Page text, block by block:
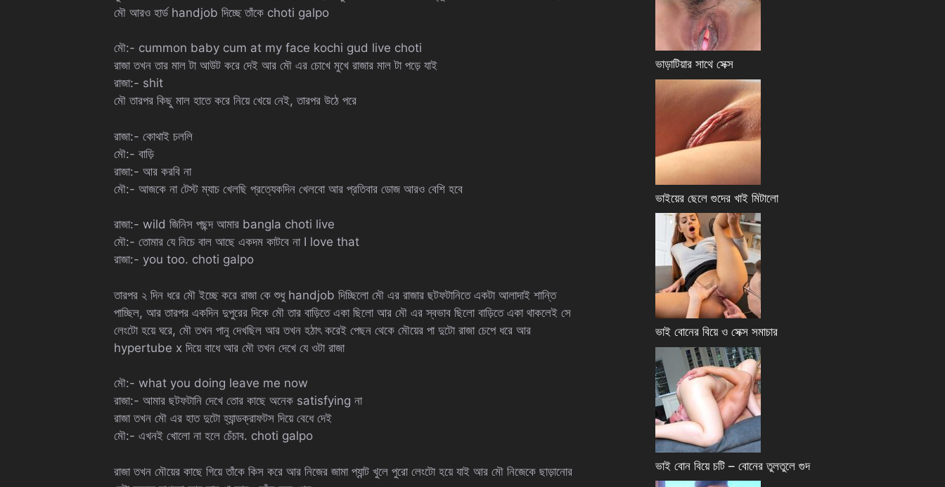
মৌ আরও হার্ড handjob দিচ্ছে তাঁকে choti galpo
মৌ:- cummon baby cum at my face kochi gud live choti
রাজা তখন তার মাল টা আউট করে দেই আর মৌ এর চোখে মুখে রাজার মাল টা পড়ে যাই
রাজা:- shit
মৌ তারপর কিছু মাল হাতে করে নিয়ে খেয়ে নেই, তারপর উঠে পরে
রাজা:- কোথাই চললি
মৌ:- বাড়ি
রাজা:- আর করবি না
মৌ:- আজকে না টেস্ট ম্যাচ খেলছি প্রত্যেকদিন খেলবো আর প্রতিবার ডোজ আরও বেশি হবে
রাজা:- wild জিনিস পছন্দ আমার bangla choti live
মৌ:- তোমার যে নিচে বাল আছে একদম কাটবে না I love that
রাজা:- you too. choti galpo
তারপর ২ দিন ধরে মৌ ইচ্ছে করে রাজা কে শুধু handjob দিচ্ছিলো মৌ এর রাজার ছটফটানিতে একটা আলাদাই শান্তি
পাচ্ছিল, আর তারপর একদিন দুপুরের দিকে মৌ তার বাড়িতে একা ছিলো আর মৌ এর স্বভাব ছিলো বাড়িতে একা থাকলেই সে
লেংটো হয়ে ঘরে, মৌ তখন পানু দেখছিল আর তখন হঠাৎ করেই পেছন থেকে মৌয়ের পা দুটো রাজা চেপে ধরে আর
hypertube x দিয়ে বাধে আর মৌ তখন দেখে যে ওটা রাজা
মৌ:- what you doing leave me now
রাজা:- আমার ছটফটানি দেখে তোর কাছে অনেক satisfying না
রাজা তখন মৌ এর হাত দুটো হ্যান্ডক্রাফটস দিয়ে বেধে দেই
মৌ:- এখনই খোলো না হলে চেঁচাব. choti galpo
রাজা তখন মৌয়ের কাছে গিয়ে তাঁকে কিস করে আর নিজের জামা প্যান্ট খুলে পুরো লেংটো হয়ে যাই আর মৌ নিজেকে ছাড়ানোর
ভাড়াটিয়ার সাথে সেক্স
ভাইয়ের ছেলে গুদের খাই মিটালো
ভাই বোনের বিয়ে ও সেক্স সমাচার
ভাই বোন বিয়ে চটি – বোনের তুলতুলে গুদ